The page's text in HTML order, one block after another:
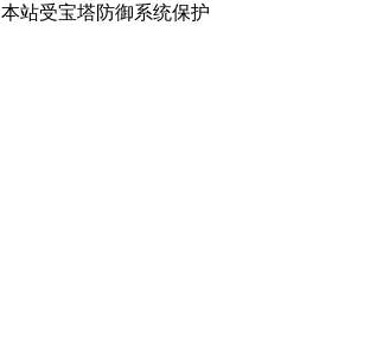
本站受宝塔防御系统保护